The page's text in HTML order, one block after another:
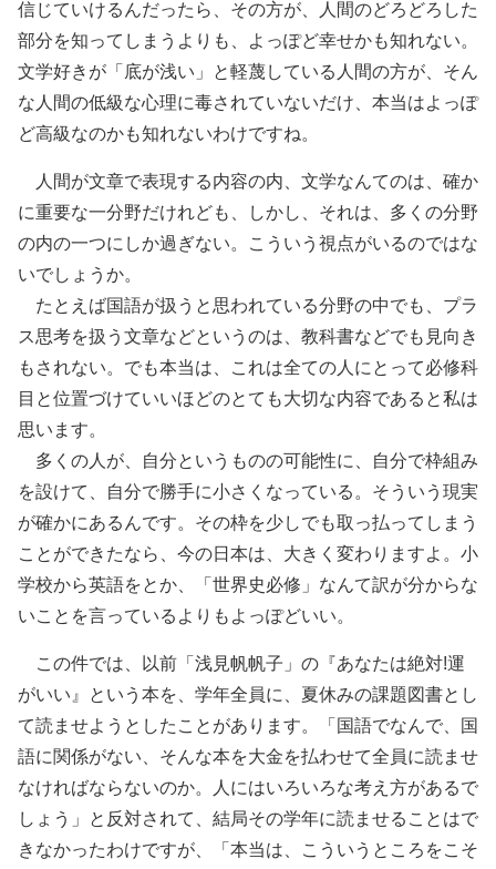
信じていけるんだったら、その方が、人間のどろどろした
部分を知ってしまうよりも、よっぽど幸せかも知れない。
文学好きが「底が浅い」と軽蔑している人間の方が、そん
な人間の低級な心理に毒されていないだけ、本当はよっぽ
ど高級なのかも知れないわけですね。
人間が文章で表現する内容の内、文学なんてのは、確か
に重要な一分野だけれども、しかし、それは、多くの分野
の内の一つにしか過ぎない。こういう視点がいるのではな
いでしょうか。
たとえば国語が扱うと思われている分野の中でも、プラ
ス思考を扱う文章などというのは、教科書などでも見向き
もされない。でも本当は、これは全ての人にとって必修科
目と位置づけていいほどのとても大切な内容であると私は
思います。
多くの人が、自分というものの可能性に、自分で枠組み
を設けて、自分で勝手に小さくなっている。そういう現実
が確かにあるんです。その枠を少しでも取っ払ってしまう
ことができたなら、今の日本は、大きく変わりますよ。小
学校から英語をとか、「世界史必修」なんて訳が分からな
いことを言っているよりもよっぽどいい。
この件では、以前「浅見帆帆子」の『あなたは絶対!運
がいい』という本を、学年全員に、夏休みの課題図書とし
て読ませようとしたことがあります。「国語でなんで、国
語に関係がない、そんな本を大金を払わせて全員に読ませ
なければならないのか。人にはいろいろな考え方があるで
しょう」と反対されて、結局その学年に読ませることはで
きなかったわけですが、「本当は、こういうところをこそ